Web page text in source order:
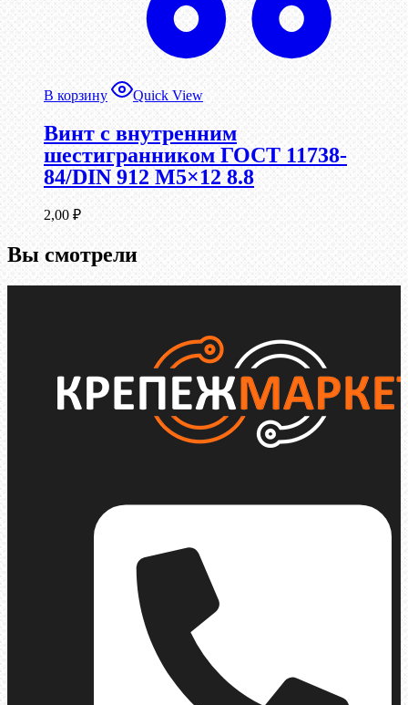
В корзину Quick View
Винт c внутренним
шестигранником ГОСТ 11738-
84/DIN 912 М5×12 8.8
2,00 ₽
Вы смотрели